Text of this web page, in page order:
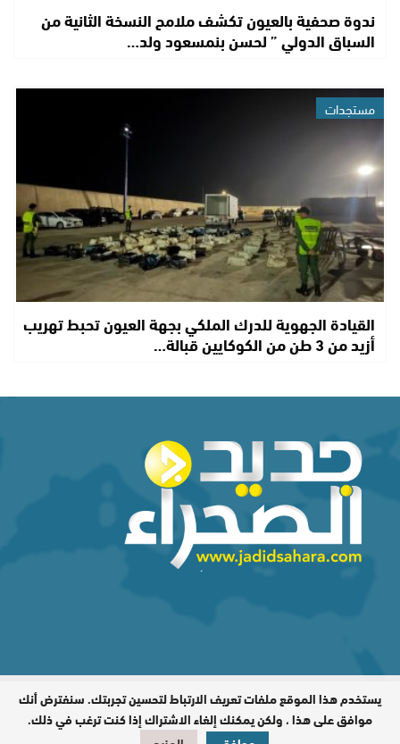
ندوة صحفية بالعيون تكشف ملامح النسخة الثانية من
السباق الدولي ” لحسن بنمسعود ولد…
مستجدات
القيادة الجهوية للدرك الملكي بجهة العيون تحبط تهريب
أزيد من 3 طن من الكوكايين قبالة…
المدير المسؤول : اشكيريد مصطفى /
جميع الحقوق محفوظة © 2026
يستخدم هذا الموقع ملفات تعريف الارتباط لتحسين تجربتك. سنفترض أنك
موافق على هذا ، ولكن يمكنك إلغاء الاشتراك إذا كنت ترغب في ذلك.